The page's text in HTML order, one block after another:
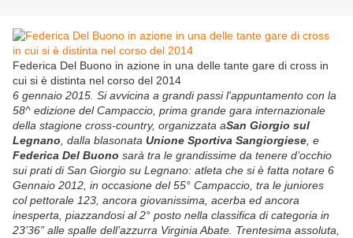
Federica Del Buono in azione in una delle tante gare di cross in
cui si è distinta nel corso del 2014
6 gennaio 2015. Si avvicina a grandi passi l'appuntamento con la
58^ edizione del Campaccio, prima grande gara internazionale
della stagione cross-country, organizzata aSan Giorgio sul
Legnano , dalla blasonata Unione Sportiva Sangiorgiese , e
Federica Del Buono sarà tra le grandissime da tenere d’occhio
sui prati di San Giorgio su Legnano: atleta che si è fatta notare 6
Gennaio 2012, in occasione del 55° Campaccio, tra le juniores
col pettorale 123, ancora giovanissima, acerba ed ancora
inesperta, piazzandosi al 2° posto nella classifica di categoria in
23’36” alle spalle dell’azzurra Virginia Abate. Trentesima assoluta,